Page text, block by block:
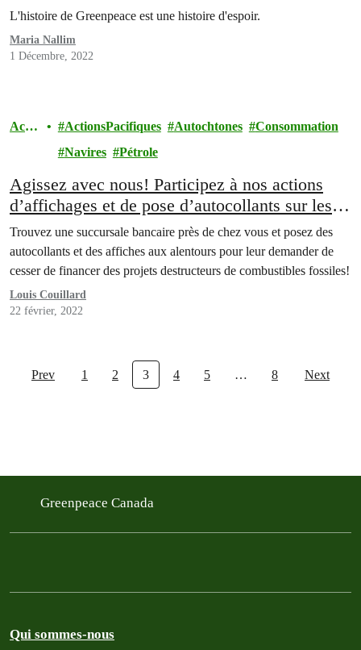
L'histoire de Greenpeace est une histoire d'espoir.
Maria Nallim
1 Décembre, 2022
Actio
ActionsPacifiques Autochtones
Consommation
Navires
Pétrole
Agissez avec nous! Participez à nos actions
d’affichages et de pose d’autocollants sur les
banques fossiles
Trouvez une succursale bancaire près de chez vous et posez des
autocollants et des affiches aux alentours pour leur demander de
cesser de financer des projets destructeurs de combustibles fossiles!
Louis Couillard
22 février, 2022
Prev 1 2 3 4 5 … 8 Next
Greenpeace Canada
Qui sommes-nous